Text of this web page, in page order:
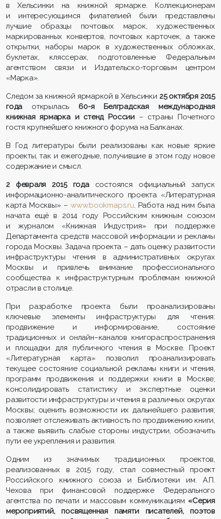
в Хельсинки на книжной ярмарке. Коллекционерам
и интересующимся филателией были представлены
лучшие образцы почтовых марок, художественных
маркированных конвертов, почтовых карточек, а также
открытки, наборы марок в художественных обложках,
буклетах, кляссерах, подготовленные Федеральным
агентством связи и Издательско-торговым центром
«Марка».
Следом за книжной ярмаркой в Хельсинки 25 октября 2015
года открылась 60-я Белградская международная
книжная ярмарка и стенд России– страны Почетного
гостя крупнейшего книжного форума на Балканах.
В Год литературы были реализованы как новые яркие
проекты, так и ежегодные, получившие в этом году новое
содержание и смысл.
2 февраля 2015 годасостоялся официальный запуск
информационно-аналитического проекта «Литературная
карта Москвы» – www.bookmaps.ru. Работа над ним была
начата ещё в 2014 году Российским книжным союзом
и журналом «Книжная Индустрия» при поддержке
Департамента средств массовой информации и рекламы
города Москвы. Задача проекта – дать оценку развитости
инфраструктуры чтения в административных округах
Москвы и привлечь внимание профессионального
сообщества к инфраструктурным проблемам книжной
отрасли в столице.
При разработке проекта были проанализированы
ключевые элементы инфраструктуры для чтения:
продвижение и информирование, состояние
традиционных и онлайн–каналов книгораспространения
и площадки для публичного чтения в Москве. Проект
«Литературная карта» позволил проанализировать
текущее состояние социальной рекламы книги и чтения,
программ продвижения и поддержки книги в Москве;
консолидировать статистику и экспертные оценки
развитости инфраструктуры и чтения в различных округах
Москвы; оценить возможности их дальнейшего развития;
позволяет отслеживать активность по продвижению книги,
а также выявить слабые стороны индустрии, обозначить
пути ее укрепления и развития.
Одним из значимых традиционных проектов,
реализованных в 2015 году, стал совместный проект
Российского книжного союза и Библиотеки им. А.П.
Чехова при финансовой поддержке Федерального
агентства по печати и массовым коммуникациям «Серия
мероприятий, посвященная памяти писателей, поэтов